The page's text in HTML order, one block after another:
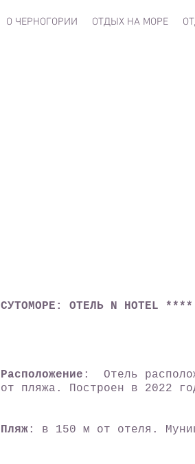
О ЧЕРНОГОРИИ ОТДЫХ НА МОРЕ
СУТОМОРЕ: ОТЕЛЬ N HOTEL ****
Расположение : Отель
от пляжа. Построен в 2022
Пляж : в 150 м от отеля.